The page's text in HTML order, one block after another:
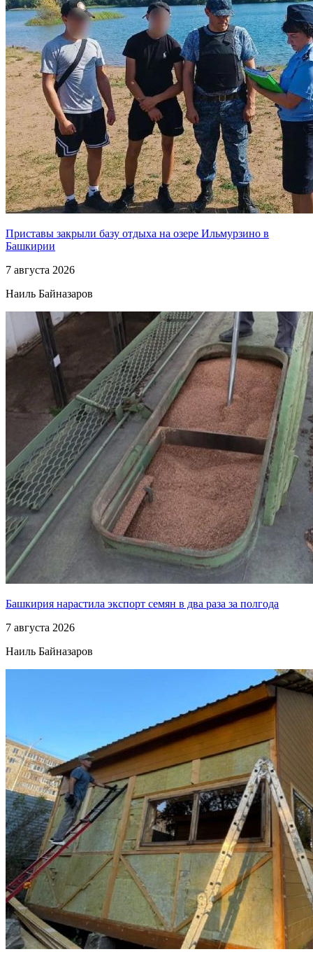
Приставы закрыли базу отдыха на озере Ильмурзино в
Башкирии
7 августа 2026
Наиль Байназаров
Башкирия нарастила экспорт семян в два раза за полгода
7 августа 2026
Наиль Байназаров